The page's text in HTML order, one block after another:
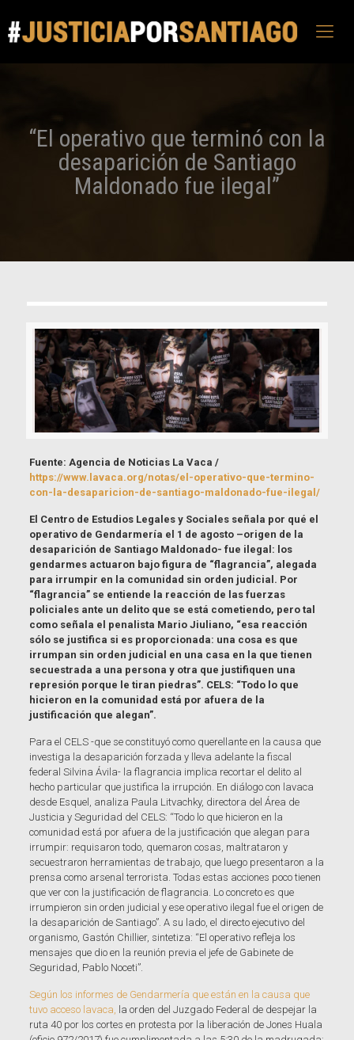
“El operativo que terminó con la
desaparición de Santiago
Maldonado fue ilegal”
Fuente: Agencia de Noticias La Vaca /
https://www.lavaca.org/notas/el-operativo-que-termino-
con-la-desaparicion-de-santiago-maldonado-fue-ilegal/
El Centro de Estudios Legales y Sociales señala por qué el
operativo de Gendarmería el 1 de agosto –origen de la
desaparición de Santiago Maldonado- fue ilegal: los
gendarmes actuaron bajo figura de “flagrancia”, alegada
para irrumpir en la comunidad sin orden judicial. Por
“flagrancia” se entiende la reacción de las fuerzas
policiales ante un delito que se está cometiendo, pero tal
como señala el penalista Mario Jiuliano, “esa reacción
sólo se justifica si es proporcionada: una cosa es que
irrumpan sin orden judicial en una casa en la que tienen
secuestrada a una persona y otra que justifiquen una
represión porque le tiran piedras”. CELS: “Todo lo que
hicieron en la comunidad está por afuera de la
justificación que alegan”.
Para el CELS -que se constituyó como querellante en la causa que
investiga la desaparición forzada y lleva adelante la fiscal
federal Silvina Ávila- la flagrancia implica recortar el delito al
hecho particular que justifica la irrupción. En diálogo con lavaca
desde Esquel, analiza Paula Litvachky, directora del Área de
Justicia y Seguridad del CELS: “Todo lo que hicieron en la
comunidad está por afuera de la justificación que alegan para
irrumpir: requisaron todo, quemaron cosas, maltrataron y
secuestraron herramientas de trabajo, que luego presentaron a la
prensa como arsenal terrorista. Todas estas acciones poco tienen
que ver con la justificación de flagrancia. Lo concreto es que
irrumpieron sin orden judicial y ese operativo ilegal fue el origen de
la desaparición de Santiago”. A su lado, el directo ejecutivo del
organismo, Gastón Chillier, sintetiza: “El operativo refleja los
mensajes que dio en la reunión previa el jefe de Gabinete de
Seguridad, Pablo Noceti”.
Según los informes de Gendarmería que están en la causa que
tuvo acceso lavaca, la orden del Juzgado Federal de despejar la
ruta 40 por los cortes en protesta por la liberación de Jones Huala